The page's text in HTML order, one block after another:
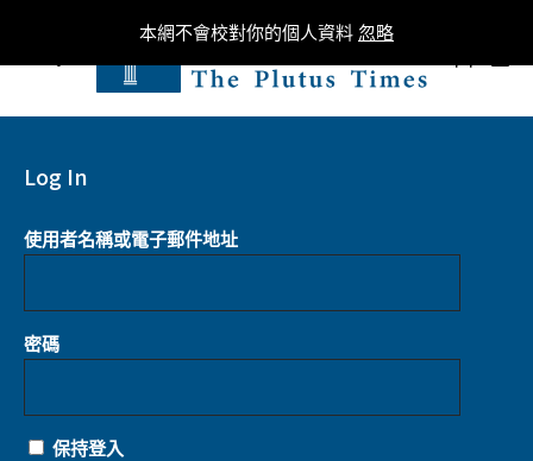
0
Log In
使用者名稱或電子郵件地址
密碼
保持登入
本網不會校對你的個人資料 忽略